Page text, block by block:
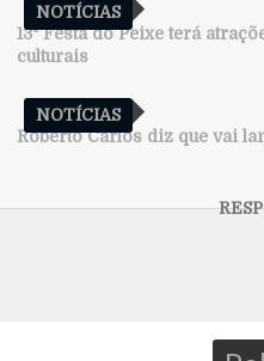
NOTÍCIAS
13ª Festa do Peixe terá
culturais
NOTÍCIAS
Roberto Carlos diz que vai